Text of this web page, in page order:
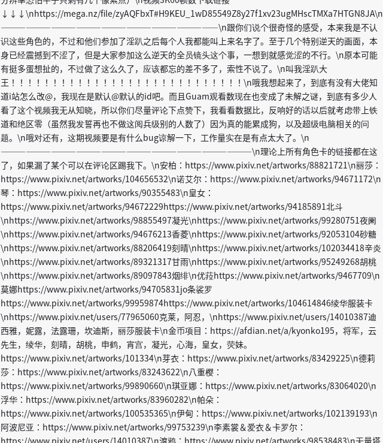
↓↓↓\nhttps://mega.nz/file/zyAQFbxT#H9KEU_1wD85549Z8y27f1xv23ugMHscTMXa7HTGN8JA\n
——————————————————————————\n跟你们说个很奇怪的感受，本来我是不认
识这些角色的，不过和他们参加了淫趴之后每个人我都能叫上来名字了。至于几个特别逆天的画面，本
身已经震撼到不涩了，但是大家参加这么逆天的全员镜头这个事，一想到就感觉涩的不行。\n原本可能
有挺多蛋想扯的，不过做了这么久了，应该都忘的差不多了，索性不说了。\n叫我淫趴大
王！！！！！！！！！！！！！！！！！！！！！！！！！！！！\n哦我想起来了，到底有没有大佬知
道i站怎么改@，我现在是默认@默认的id吧。而且Guam观看数现在也变成了未解之谜，到底有多少人
看了这个视频我无从知晓，所以你们尽量评论下点赞下，我看看数据比，反响好的话以后就考虑带上铁
道和绝区零（虽然我发誓再也不做这阅兵级别的人数了）因为真的能累成狗，以及超级电脑相关的问
题。\n哦对还有，这期视频要是有什么bug谅解一下，工作量实在是有点太大了。\n
——————————————————————————————\n理论上所有角色卡的链接都在这
了，如果漏了某个可以在评论区踢我下。\n安柏：https://www.pixiv.net/artworks/88821721\n丽莎：
https://www.pixiv.net/artworks/104656532\n诺艾尔：https://www.pixiv.net/artworks/94671172\n
琴：https://www.pixiv.net/artworks/90355483\n皇女：
https://www.pixiv.net/artworks/94672229https://www.pixiv.net/artworks/94185891北斗
\nhttps://www.pixiv.net/artworks/98855497凝光\nhttps://www.pixiv.net/artworks/99280751夜阑
\nhttps://www.pixiv.net/artworks/94676213香菱\nhttps://www.pixiv.net/artworks/92053104砂糖
\nhttps://www.pixiv.net/artworks/88206419刻晴\nhttps://www.pixiv.net/artworks/102034418辛炎
\nhttps://www.pixiv.net/artworks/89321317甘雨\nhttps://www.pixiv.net/artworks/95249268胡桃
\nhttps://www.pixiv.net/artworks/89097843烟绯\n优菈https://www.pixiv.net/artworks/9467709\n
莫娜https://www.pixiv.net/artworks/94705831jo条裟罗
https://www.pixiv.net/artworks/99959874https://www.pixiv.net/artworks/104614846绫华服装卡
\nhttps://www.pixiv.net/users/77965060克莱，阿忍，\nhttps://www.pixiv.net/users/14010387迪
西雅，妮露，法露珊，坎迪斯，丽莎服装卡\n金币项目：https://afdian.net/a/kyonko195，将军，云
先生，绫华，刻晴，胡桃，申鹤，宵宫，凝光，心海，皇女，荧妹。
https://www.pixiv.net/artworks/101334\n芽衣：https://www.pixiv.net/artworks/83429225\n德莉
莎：https://www.pixiv.net/artworks/83243622\n八重樱：
https://www.pixiv.net/artworks/99890660\n琪亚娜：https://www.pixiv.net/artworks/83064020\n
浮华：https://www.pixiv.net/artworks/83960282\n帕朵：
https://www.pixiv.net/artworks/100535365\n伊甸：https://www.pixiv.net/artworks/102139193\n
阿波尼亚：https://www.pixiv.net/artworks/99753239\n李素裳＆爱衣＆卡罗尔：
https://www.pixiv.net/users/14010387\n渡鸦：https://www.pixiv.net/artworks/98538483\n无量塔